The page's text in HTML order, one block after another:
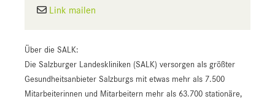
Link mailen
Über die SALK:
Die Salzburger Landeskliniken (SALK) versorgen als größter
Gesundheitsanbieter Salzburgs mit etwas mehr als 7.500
Mitarbeiterinnen und Mitarbeitern mehr als 63.700 stationäre,